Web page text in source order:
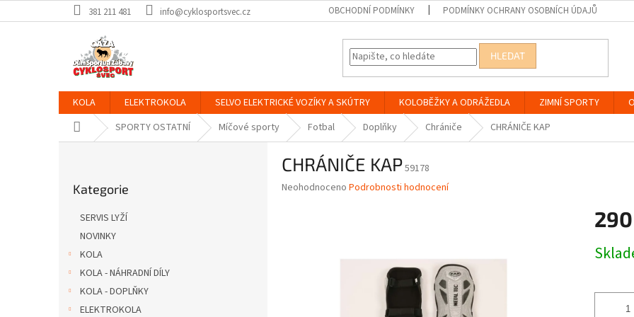
na
381 211 481 info@cyklosportsvec.cz OBCHODNÍ PODMÍNKY PODMÍNKY OCHRANY OSOBNÍCH ÚDAJŮ
HLEDAT
KOLA ELEKTROKOLA SELVO ELEKTRICKÉ VOZÍKY A SKÚTRY KOLOBĚŽKY A ODRÁŽEDLA ZIMNÍ SPORTY
Domů SPORTY OSTATNÍ Míčové sporty Fotbal Doplňky Chrániče CHRÁNIČE KAP
kategorie
Kategorie
SERVIS LYŽÍ
NOVINKY
KOLA
KOLA - NÁHRADNÍ DÍLY
KOLA - DOPLŇKY
ELEKTROKOLA
CHRÁNIČE KAP59178
Průměrné
Neohodnoceno Podrobnosti hodnocení
cena: